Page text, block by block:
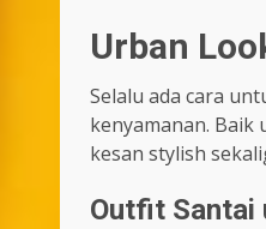
Urban
Selalu ada cara
kenyamanan.
kesan stylish
Outfit Santai